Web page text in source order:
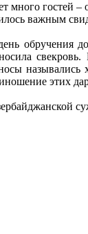
много гостей
важным
обручения
назывались
этих